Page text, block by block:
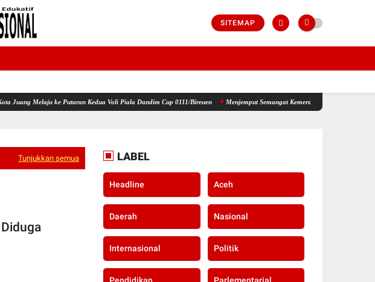
SITEMAP
Putaran Kedua Voli Piala Dandim Cup 0111/Bireuen Menjemput Semangat Kemerdekaan, Kapolsek Idi Tunong Bagikan
Tunjukkan semua LABEL
Headline Aceh
Daerah Nasional
Internasional Politik